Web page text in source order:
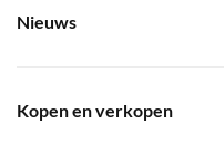
Nieuws
Kopen en verkopen